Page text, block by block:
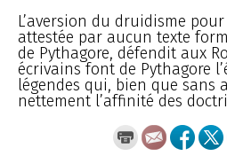
L’aversion du druidisme
attestée par aucun texte
de Pythagore, défendit aux
écrivains font de Pythagore
légendes qui, bien que sans
nettement l’affinité des